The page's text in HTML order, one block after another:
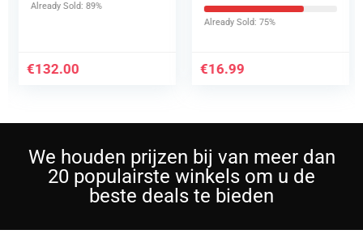
Already Sold: 89%
€132.00
cm, Ceder
Already Sold: 75%
€16.99
We houden prijzen bij van meer dan
20 populairste winkels om u de
beste deals te bieden